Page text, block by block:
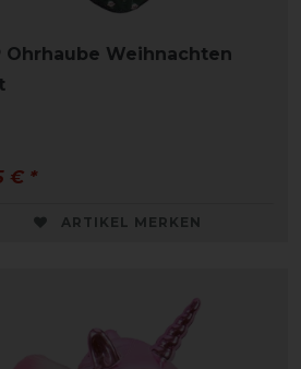
Ohrhaube Weihnachten
€ *
ARTIKEL MERKEN